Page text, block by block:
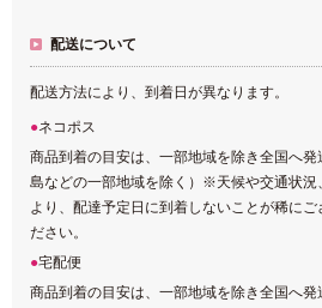
配送について
配送方法により、到着日が異なります。
ネコポス
商品到着の目安は、一部地域を除き全国へ
島などの一部地域を除く）※天候や交通状況
より、配達予定日に到着しないことが稀にご
ださい。
宅配便
商品到着の目安は、一部地域を除き全国へ発